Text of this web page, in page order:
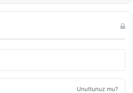
Unuttunuz mu?